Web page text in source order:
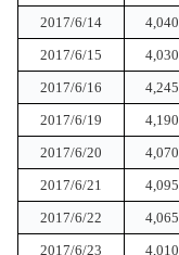
2017/6/14
4,040
2017/6/15
4,030
2017/6/16
4,245
2017/6/19
4,190
2017/6/20
4,070
2017/6/21
4,095
2017/6/22
4,065
2017/6/23
4,010